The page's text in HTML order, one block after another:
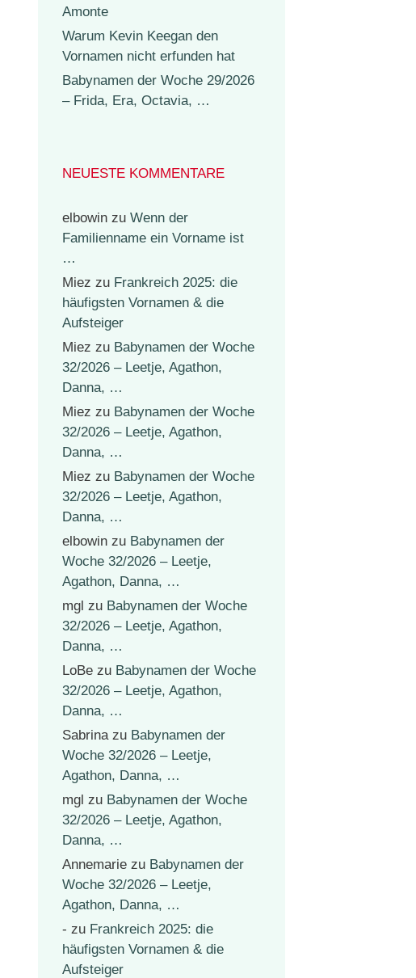
Amonte
Warum Kevin Keegan den
Vornamen nicht erfunden hat
Babynamen der Woche 29/2026
– Frida, Era, Octavia, …
NEUESTE KOMMENTARE
elbowin zu Wenn der
Familienname ein Vorname ist
…
Miez zu Frankreich 2025: die
häufigsten Vornamen & die
Aufsteiger
Miez zu Babynamen der Woche
32/2026 – Leetje, Agathon,
Danna, …
Miez zu Babynamen der Woche
32/2026 – Leetje, Agathon,
Danna, …
Miez zu Babynamen der Woche
32/2026 – Leetje, Agathon,
Danna, …
elbowin zu Babynamen der
Woche 32/2026 – Leetje,
Agathon, Danna, …
mgl zu Babynamen der Woche
32/2026 – Leetje, Agathon,
Danna, …
LoBe zu Babynamen der Woche
32/2026 – Leetje, Agathon,
Danna, …
Sabrinazu Babynamen der
Woche 32/2026 – Leetje,
Agathon, Danna, …
mgl zu Babynamen der Woche
32/2026 – Leetje, Agathon,
Danna, …
Annemarie zu Babynamen der
Woche 32/2026 – Leetje,
Agathon, Danna, …
- zu Frankreich 2025: die
häufigsten Vornamen & die
Aufsteiger